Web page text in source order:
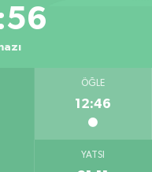
ÖĞLE
12:46
YATSI